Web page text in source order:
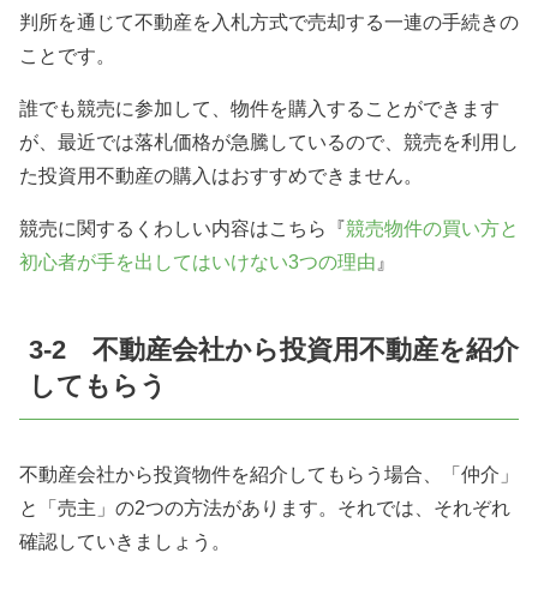
判所を通じて不動産を入札方式で売却する一連の手続きの
ことです。
誰でも競売に参加して、物件を購入することができます
が、最近では落札価格が急騰しているので、競売を利用し
た投資用不動産の購入はおすすめできません。
競売に関するくわしい内容はこちら『競売物件の買い方と
初心者が手を出してはいけない3つの理由 』
3-2 不動産会社から投資用不動産を紹介
してもらう
不動産会社から投資物件を紹介してもらう場合、「仲介」
と「売主」の2つの方法があります。それでは、それぞれ
確認していきましょう。